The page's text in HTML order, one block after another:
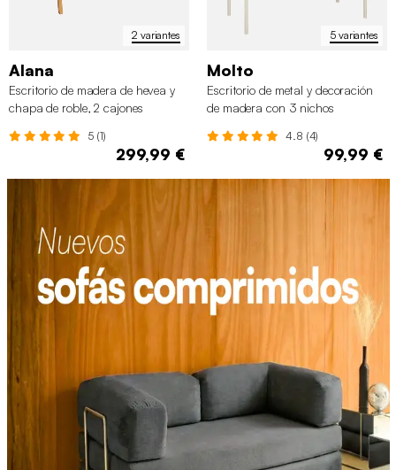
2 variantes
Alana
Escritorio de madera de hevea y
chapa de roble, 2 cajones
5 (1)
299,99 €
5 variantes
Molto
Escritorio de metal y decoración
de madera con 3 nichos
4.8 (4)
99,99 €